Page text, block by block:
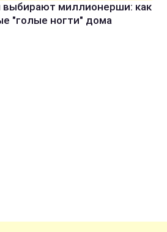
миллионерши: как
"голые ногти" дома